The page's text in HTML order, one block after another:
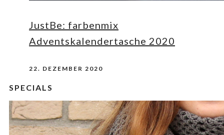
JustBe: farbenmix
Adventskalendertasche 2020
22. DEZEMBER 2020
SPECIALS